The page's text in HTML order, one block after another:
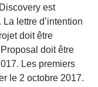
est
lettre d’intention
doit être
doit être
Les premiers
le 2 octobre 2017.